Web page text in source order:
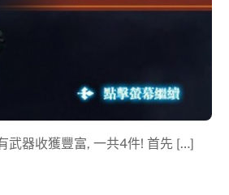
武器收獲豐富, 一共4件! 首先 […]